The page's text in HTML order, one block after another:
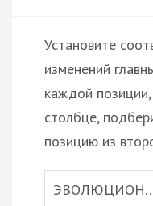
Установите
изменений
каждой
столбце,
позицию из